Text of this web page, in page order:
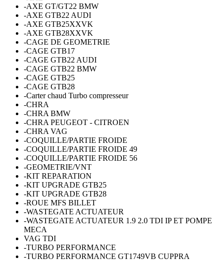
-AXE GT/GT22 BMW
-AXE GTB22 AUDI
-AXE GTB25XXVK
-AXE GTB28XXVK
-CAGE DE GEOMETRIE
-CAGE GTB17
-CAGE GTB22 AUDI
-CAGE GTB22 BMW
-CAGE GTB25
-CAGE GTB28
-Carter chaud Turbo compresseur
-CHRA
-CHRA BMW
-CHRA PEUGEOT - CITROEN
-CHRA VAG
-COQUILLE/PARTIE FROIDE
-COQUILLE/PARTIE FROIDE 49
-COQUILLE/PARTIE FROIDE 56
-GEOMETRIE/VNT
-KIT REPARATION
-KIT UPGRADE GTB25
-KIT UPGRADE GTB28
-ROUE MFS BILLET
-WASTEGATE ACTUATEUR
-WASTEGATE ACTUATEUR 1.9 2.0 TDI IP ET POMPE
MECA
VAG TDI
-TURBO PERFORMANCE
-TURBO PERFORMANCE GT1749VB CUPPRA